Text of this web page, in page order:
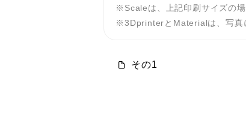
Scaleは、上記印刷サイズの
3DprinterとMaterialは、写真
その1